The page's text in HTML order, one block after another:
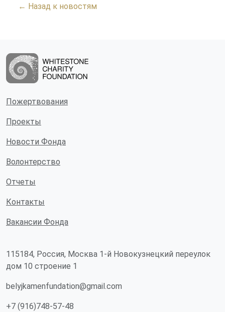
← Назад к новостям
Пожертвования
Проекты
Новости Фонда
Волонтерство
Отчеты
Контакты
Вакансии Фонда
115184, Россия, Москва 1-й Новокузнецкий переулок
дом 10 строение 1
belyjkamenfundation@gmail.com
+7 (916)748-57-48